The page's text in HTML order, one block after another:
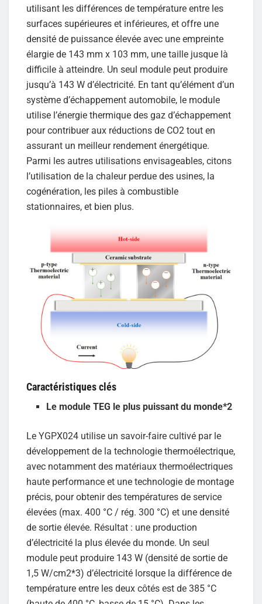
utilisant les différences de température entre les
surfaces supérieures et inférieures, et offre une
densité de puissance élevée avec une empreinte
élargie de 143 mm x 103 mm, une taille jusque là
difficile à atteindre. Un seul module peut produire
jusqu’à 143 W d’électricité. En tant qu’élément d’un
système d’échappement automobile, le module
utilise l’énergie thermique des gaz d’échappement
pour contribuer aux réductions de CO2 tout en
assurant un meilleur rendement énergétique.
Parmi les autres utilisations envisageables, citons
l’utilisation de la chaleur perdue des usines, la
cogénération, les piles à combustible
stationnaires, et bien plus.
Caractéristiques clés
Le module TEG le plus puissant du monde*2
Le YGPX024 utilise un savoir-faire cultivé par le
développement de la technologie thermoélectrique,
avec notamment des matériaux thermoélectriques
haute performance et une technologie de montage
précis, pour obtenir des températures de service
élevées (max. 400 °C / rég. 300 °C) et une densité
de sortie élevée. Résultat : une production
d’électricité la plus élevée du monde. Un seul
module peut produire 143 W (densité de sortie de
1,5 W/cm2*3) d’électricité lorsque la différence de
température entre les deux côtés est de 385 °C